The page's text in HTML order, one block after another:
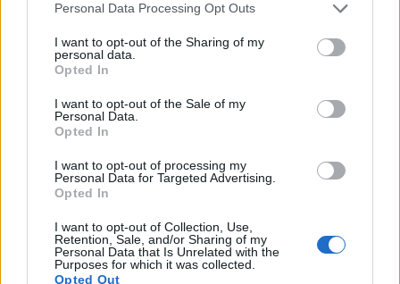
Personal Data Processing Opt Outs
I want to opt-out of the Sharing of my
personal data.
Opted In
I want to opt-out of the Sale of my
Personal Data.
Opted In
I want to opt-out of processing my
Personal Data for Targeted Advertising.
Opted In
I want to opt-out of Collection, Use,
Retention, Sale, and/or Sharing of my
Personal Data that Is Unrelated with the
Purposes for which it was collected.
Opted Out
KEDVES OLVASÓNK!
tartozik, melynek olvasása előfizetéses
regisztrációhoz kötött.
Az előfizetés a következőket tartalmazza:
Portfolio.hu teljes cikkarchívum
kötéslistái